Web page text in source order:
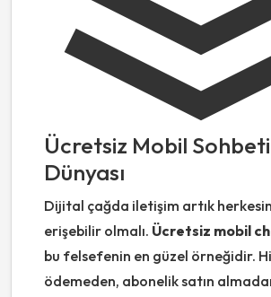
Ücretsiz Mobil
Dünyası
Dijital çağda iletişim artık herkesin
erişebilir olmalı. Ücretsiz mobil
bu felsefenin en güzel örneğidir.
ödemeden, abonelik satın